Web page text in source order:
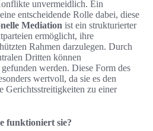
unvermeidlich. Ein
entscheidende Rolle dabei, diese
Mediation ist ein strukturierter
ermöglicht, ihre
Rahmen darzulegen. Durch
Dritten können
werden. Diese Form des
wertvoll, da sie es den
Gerichtsstreitigkeiten zu einer
funktioniert sie?